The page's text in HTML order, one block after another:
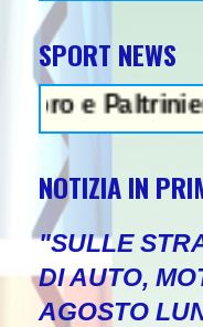
SPORT NEWS
NOTIZIA IN
"SULLE
DI AUTO,
AGOSTO